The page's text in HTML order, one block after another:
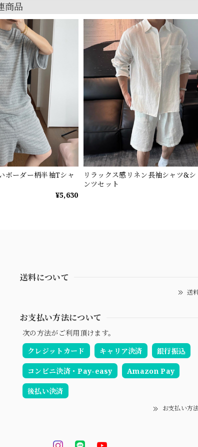
商品
ーダー柄半袖Tシャ
¥5,630
リラックス感リネン長袖シャツ&
ンツセット
送料について
送
お支払い方法について
次の方法がご利用頂けます。
クレジットカード
キャリア決済 銀行振込
コンビニ決済・Pay-easy Amazon Pay
後払い決済
お支払い方